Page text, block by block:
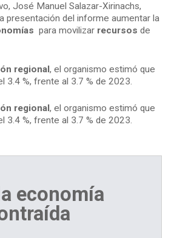
José Manuel Salazar-Xirinachs,
presentación del informe aumentar la
para movilizar recursos de
regional, el organismo estimó que
3.4 %, frente al 3.7 % de 2023.
regional, el organismo estimó que
3.4 %, frente al 3.7 % de 2023.
economía